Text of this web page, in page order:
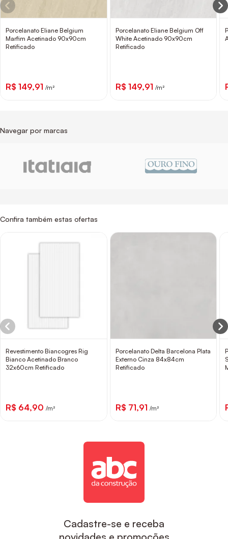
Porcelanato Eliane Belgium
Marfim Acetinado 90x90cm
Retificado
R$ 149,91 /m²
Porcelanato Eliane Belgium Off
White Acetinado 90x90cm
Retificado
R$ 149,91 /m²
Navegar por marcas
Confira também estas ofertas
Revestimento Biancogres Rig
Bianco Acetinado Branco
32x60cm Retificado
R$ 64,90 /m²
Porcelanato Delta Barcelona Plata
Externo Cinza 84x84cm
Retificado
R$ 71,91 /m²
Cadastre-se e receba